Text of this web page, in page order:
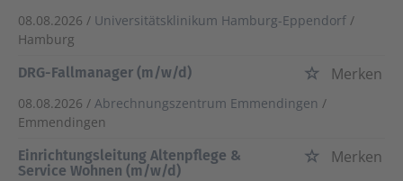
08.08.2026 / Universitätsklinikum Hamburg-Eppendorf /
Hamburg
DRG-Fallmanager (m/w/d)
Merken
08.08.2026 / Abrechnungszentrum Emmendingen /
Emmendingen
Einrichtungsleitung Altenpflege &
Service Wohnen (m/w/d)
Merken